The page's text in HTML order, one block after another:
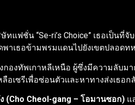
ฟชั่น “Se-ri’s Choice” เธอเป็นที่จั
เธอข้ามพรมแดนไปยังเขตปลอดท
องทัพเกาหลีเหนือ ผู้ซึ่งมีความลับม
เซรีเพื่อซ่อนตัวและหาทางส่งเธอก
(Cho Cheol-gang – โอมานซอก) แ